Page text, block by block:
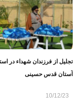
تجلیل از فرزندان شهداء در
آستان قدس حسینی
10/12/23